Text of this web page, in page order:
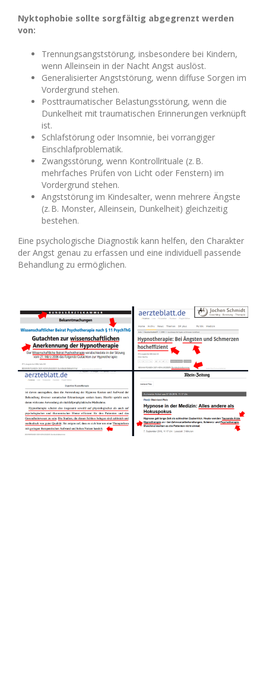
Nyktophobie sollte sorgfältig abgegrenzt werden
von:
Trennungsangststörung, insbesondere bei Kindern,
wenn Alleinsein in der Nacht Angst auslöst.
Generalisierter Angststörung, wenn diffuse Sorgen im
Vordergrund stehen.
Posttraumatischer Belastungsstörung, wenn die
Dunkelheit mit traumatischen Erinnerungen verknüpft
ist.
Schlafstörung oder Insomnie, bei vorrangiger
Einschlafproblematik.
Zwangsstörung, wenn Kontrollrituale (z. B.
mehrfaches Prüfen von Licht oder Fenstern) im
Vordergrund stehen.
Angststörung im Kindesalter, wenn mehrere Ängste
(z. B. Monster, Alleinsein, Dunkelheit) gleichzeitig
bestehen.
Eine psychologische Diagnostik kann helfen, den Charakter
der Angst genau zu erfassen und eine individuell passende
Behandlung zu ermöglichen.